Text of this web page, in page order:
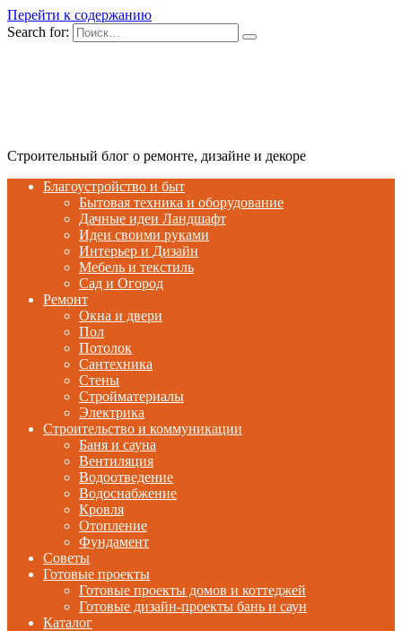
Перейти к содержанию
Search for:
Строительный блог о ремонте, дизайне и декоре
Благоустройство и быт
Бытовая техника и оборудование
Дачные идеи Ландшафт
Идеи своими руками
Интерьер и Дизайн
Мебель и текстиль
Сад и Огород
Ремонт
Окна и двери
Пол
Потолок
Сантехника
Стены
Стройматериалы
Электрика
Строительство и коммуникации
Баня и сауна
Вентиляция
Водоотведение
Водоснабжение
Кровля
Отопление
Фундамент
Советы
Готовые проекты
Готовые проекты домов и коттеджей
Готовые дизайн-проекты бань и саун
Каталог